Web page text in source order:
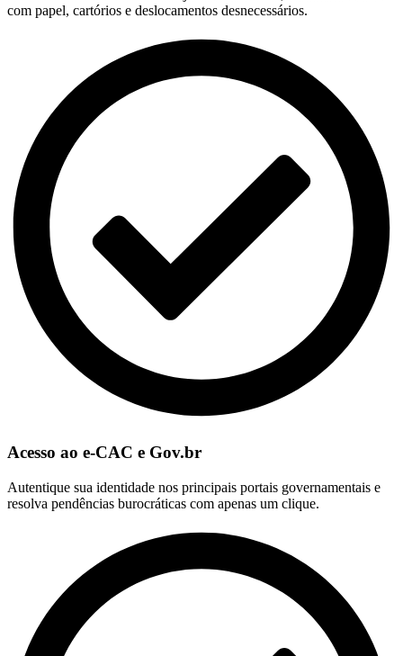
com papel, cartórios e deslocamentos desnecessários.
Acesso ao e-CAC e Gov.br
Autentique sua identidade nos principais portais governamentais e
resolva pendências burocráticas com apenas um clique.